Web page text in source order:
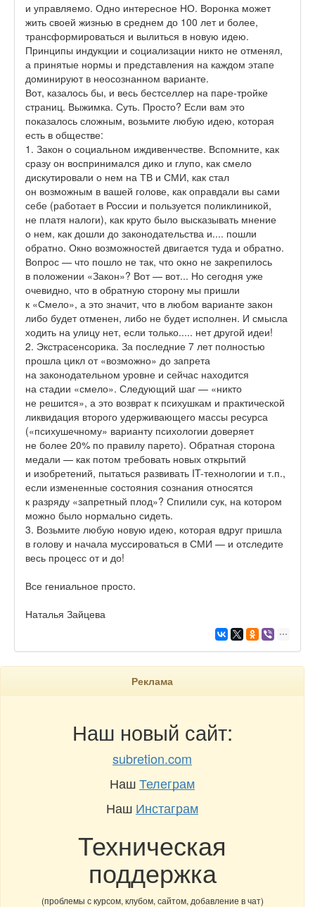
и управляемо. Одно интересное НО. Воронка может
жить своей жизнью в среднем до 100 лет и более,
трансформироваться и вылиться в новую идею.
Принципы индукции и социализации никто не отменял,
а принятые нормы и представления на каждом этапе
доминируют в неосознанном варианте.
Вот, казалось бы, и весь бестселлер на паре-тройке
страниц. Выжимка. Суть. Просто? Если вам это
показалось сложным, возьмите любую идею, которая
есть в обществе:
1. Закон о социальном иждивенчестве. Вспомните, как
сразу он воспринимался дико и глупо, как смело
дискутировали о нем на ТВ и СМИ, как стал
он возможным в вашей голове, как оправдали вы сами
себе (работает в России и пользуется поликлиникой,
не платя налоги), как круто было высказывать мнение
о нем, как дошли до законодательства и.... пошли
обратно. Окно возможностей двигается туда и обратно.
Вопрос — что пошло не так, что окно не закрепилось
в положении «Закон»? Вот — вот... Но сегодня уже
очевидно, что в обратную сторону мы пришли
к «Смело», а это значит, что в любом варианте закон
либо будет отменен, либо не будет исполнен. И смысла
ходить на улицу нет, если только..... нет другой идеи!
2. Экстрасенсорика. За последние 7 лет полностью
прошла цикл от «возможно» до запрета
на законодательном уровне и сейчас находится
на стадии «смело». Следующий шаг — «никто
не решится», а это возврат к психушкам и практической
ликвидация второго удерживающего массы ресурса
(«психушечному» варианту психологии доверяет
не более 20% по правилу парето). Обратная сторона
медали — как потом требовать новых открытий
и изобретений, пытаться развивать IT-технологии и т.п.,
если измененные состояния сознания относятся
к разряду «запретный плод»? Спилили сук, на котором
можно было нормально сидеть.
3. Возьмите любую новую идею, которая вдруг пришла
в голову и начала муссироваться в СМИ — и отследите
весь процесс от и до!
Все гениальное просто.
Наталья Зайцева
Реклама
Наш новый сайт:
subretion.com
НашТелеграм
Наш Инстаграм
Техническая
поддержка
(проблемы с курсом, клубом, сайтом, добавление в чат)